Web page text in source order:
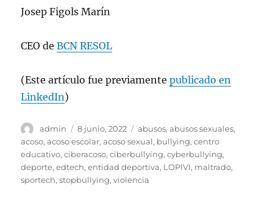
Josep Figols Marín
CEO deBCN RESOL
(Este artículo fue previamentepublicado en
LinkedIn)
Autor
admin
Publicado
el
8 junio, 2022 Etiquetas
abusos,abusos sexuales,
acoso,acoso escolar,acoso sexual, bullying,centro
educativo,ciberacoso,ciberbullying,cyberbullying,
deporte,edtech,entidad deportiva, LOPIVI, maltrado,
sportech,stopbullying,violencia